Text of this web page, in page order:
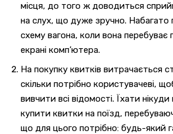
місця, до того ж доводиться
на слух, що дуже зручно. Набагато
схему вагона, коли вона перебуває
екрані комп’ютера.
На покупку квитків витрачається
скільки потрібно користувачеві,
вивчити всі відомості. Їхати
купити квитки на поїзд,
що для цього потрібно: будь-який